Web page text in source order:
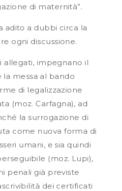
di maternità”.
adito a dubbi circa la
ogni discussione.
allegati, impegnano il
messa al bando
di legalizzazione
(moz. Carfagna), ad
la surrogazione di
come nuova forma di
umani, e sia quindi
(moz. Lupi),
penali già previste
dei certificati